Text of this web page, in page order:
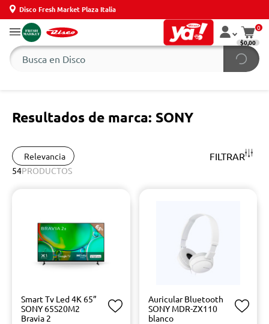
Disco Fresh Market Plaza Italia
0
$0,00
Resultados de marca: SONY
Relevancia FILTRAR
54PRODUCTOS
Smart Tv Led 4K 65”
SONY 65S20M2
Bravia 2
Auricular Bluetooth
SONY MDR-ZX110
blanco